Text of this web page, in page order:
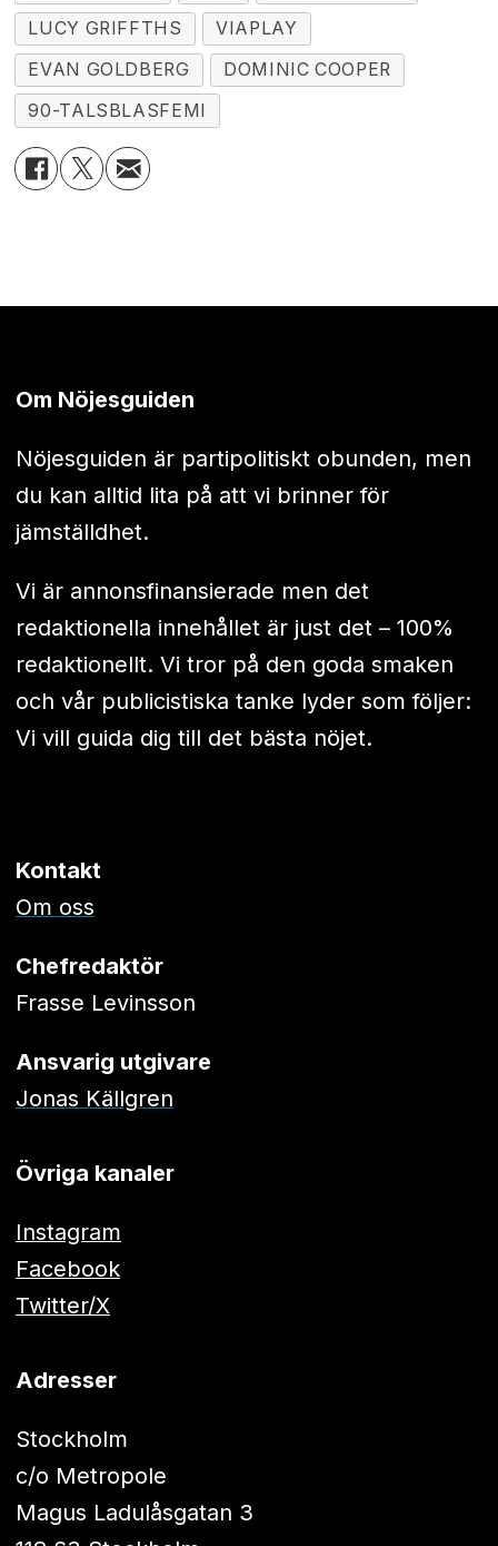
LUCY GRIFFTHS
VIAPLAY
EVAN GOLDBERG
DOMINIC COOPER
90-TALSBLASFEMI
Om Nöjesguiden
Nöjesguiden är partipolitiskt obunden, men
du kan alltid lita på att vi brinner för
jämställdhet.
Vi är annonsfinansierade men det
redaktionella innehållet är just det – 100%
redaktionellt. Vi tror på den goda smaken
och vår publicistiska tanke lyder som följer:
Vi vill guida dig till det bästa nöjet.
Kontakt
Om oss
Chefredaktör
Frasse Levinsson
Ansvarig utgivare
Jonas Källgren
Övriga kanaler
Instagram
Facebook
Twitter/X
Adresser
Stockholm
c/o Metropole
Magus Ladulåsgatan 3